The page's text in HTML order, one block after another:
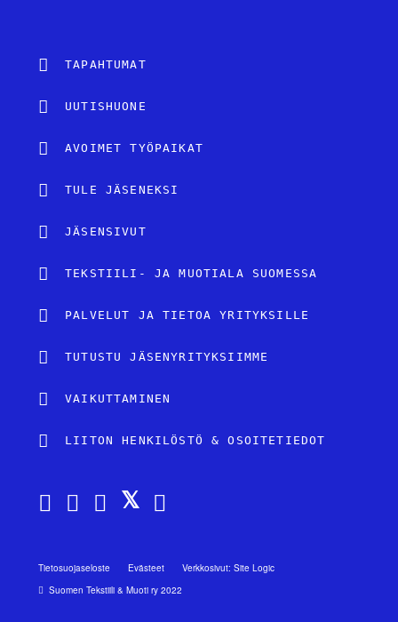
TAPAHTUMAT
UUTISHUONE
AVOIMET TYÖPAIKAT
TULE JÄSENEKSI
JÄSENSIVUT
TEKSTIILI- JA MUOTIALA SUOMESSA
PALVELUT JA TIETOA YRITYKSILLE
TUTUSTU JÄSENYRITYKSIIMME
VAIKUTTAMINEN
LIITON HENKILÖSTÖ & OSOITETIEDOT
Tietosuojaseloste Evästeet
Verkkosivut: Site Logic
Suomen Tekstiili & Muoti ry 2022